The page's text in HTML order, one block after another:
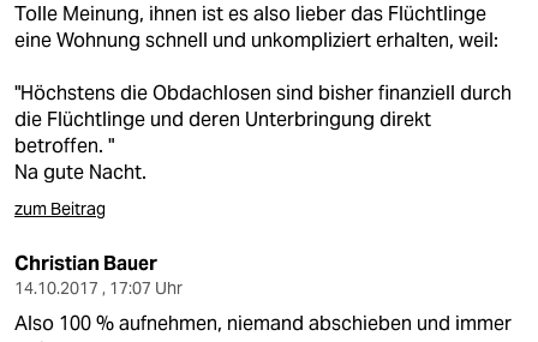
Tolle Meinung, ihnen ist es also lieber das Flüchtlinge
eine Wohnung schnell und unkompliziert erhalten, weil:
"Höchstens die Obdachlosen sind bisher finanziell durch
die Flüchtlinge und deren Unterbringung direkt
betroffen. "
Na gute Nacht.
zum Beitrag
Christian Bauer
14.10.2017 , 17:07 Uhr
Also 100 % aufnehmen, niemand abschieben und immer